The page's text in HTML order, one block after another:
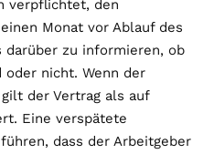
verpflichtet, den
Monat vor Ablauf des
zu informieren, ob
nicht. Wenn der
der Vertrag als auf
Eine verspätete
dass der Arbeitgeber